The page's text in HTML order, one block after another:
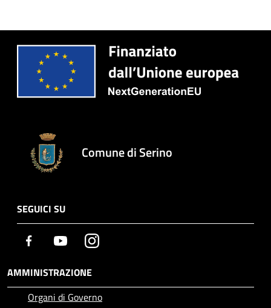
Comune di Serino
SEGUICI SU
Facebook YoutubeInstagram
AMMINISTRAZIONE
Organi di Governo